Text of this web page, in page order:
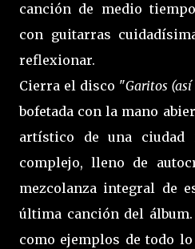
canción de medio
con guitarras
reflexionar.
Cierra el disco "Garitos
bofetada con la mano
artístico de una ciudad
complejo, lleno de
mezcolanza integral de
última canción del álbum.
como ejemplos de todo